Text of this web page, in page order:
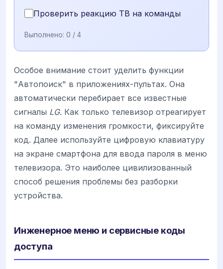
Проверить реакцию ТВ на команды
Выполнено: 0 / 4
Особое внимание стоит уделить функции
"Автопоиск" в приложениях-пультах. Она
автоматически перебирает все известные
сигналы LG. Как только телевизор отреагирует
на команду изменения громкости, фиксируйте
код. Далее используйте цифровую клавиатуру
на экране смартфона для ввода пароля в меню
телевизора. Это наиболее цивилизованный
способ решения проблемы без разборки
устройства.
Инженерное меню и сервисные коды
доступа